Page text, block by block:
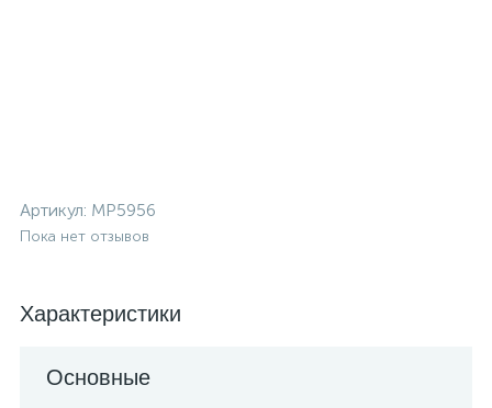
Артикул: MP5956
Пока нет отзывов
Характеристики
Основные